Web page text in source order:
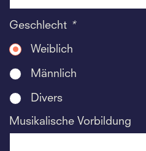
Geschlecht *
Weiblich
Männlich
Divers
Musikalische Vorbildung